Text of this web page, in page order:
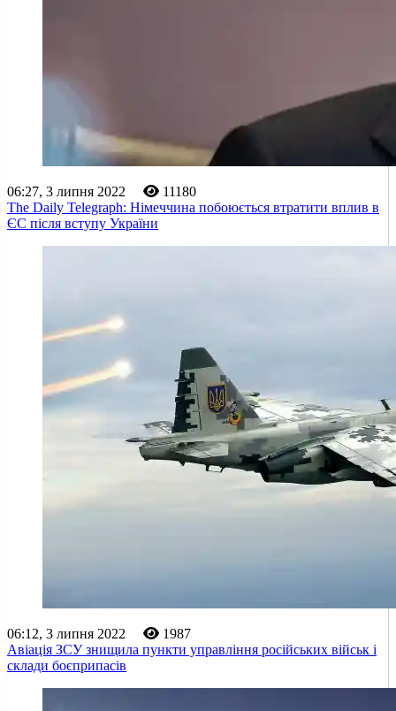
06:27, 3 липня 2022
11180
The Daily Telegraph: Німеччина побоюється втратити вплив в
ЄС після вступу України
06:12, 3 липня 2022
1987
Авіація ЗСУ знищила пункти управління російських військ і
склади боєприпасів